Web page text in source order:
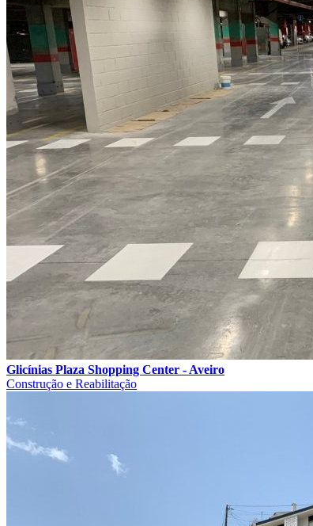
Glicínias Plaza Shopping Center - Aveiro
Construção e Reabilitação